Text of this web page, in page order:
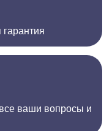
гарантия
ваши вопросы и